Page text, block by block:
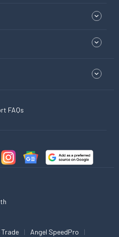
FAQs
Trade
Angel SpeedPro